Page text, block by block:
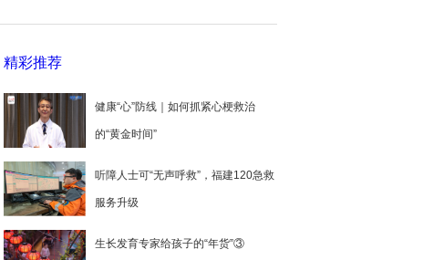
精彩推荐
健康“心”防线｜如何抓紧心梗救治
的“黄金时间”
听障人士可“无声呼救”，福建120急救
服务升级
生长发育专家给孩子的“年货”③